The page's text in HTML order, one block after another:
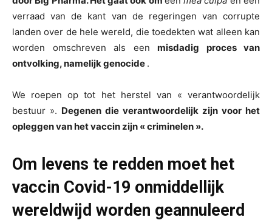
verraad van de kant van de regeringen van corrupte
landen over de hele wereld, die toedekten wat alleen kan
worden omschreven als een misdadig proces van
ontvolking, namelijk genocide .
We roepen op tot het herstel van « verantwoordelijk
bestuur ». Degenen die verantwoordelijk zijn voor het
opleggen van het vaccin zijn « criminelen ».
Om levens te redden moet het
vaccin Covid-19 onmiddellijk
wereldwijd worden geannuleerd